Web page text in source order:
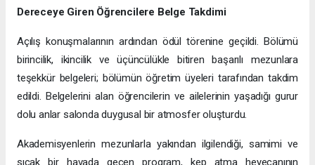
Dereceye Giren Öğrencilere Belge Takdimi
Açılış konuşmalarının ardından ödül törenine geçildi. Bölümü
birincilik, ikincilik ve üçüncülükle bitiren başarılı mezunlara
teşekkür belgeleri; bölümün öğretim üyeleri tarafından takdim
edildi. Belgelerini alan öğrencilerin ve ailelerinin yaşadığı gurur
dolu anlar salonda duygusal bir atmosfer oluşturdu.
Akademisyenlerin mezunlarla yakından ilgilendiği, samimi ve
sıcak bir havada geçen program, kep atma heyecanının